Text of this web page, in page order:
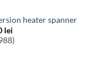
heater spanner
lei